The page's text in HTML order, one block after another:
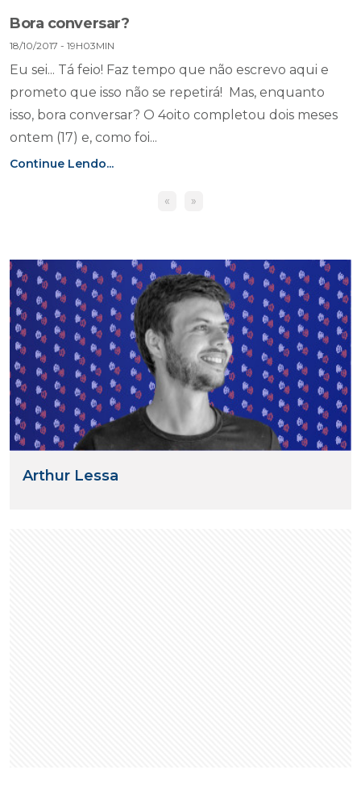
Bora conversar?
18/10/2017 - 19H03MIN
Eu sei... Tá feio! Faz tempo que não escrevo aqui e
prometo que isso não se repetirá! Mas, enquanto
isso, bora conversar? O 4oito completou dois meses
ontem (17) e, como foi...
Continue Lendo...
« »
Arthur Lessa